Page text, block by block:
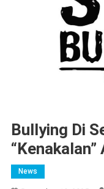
Bullying Di
News